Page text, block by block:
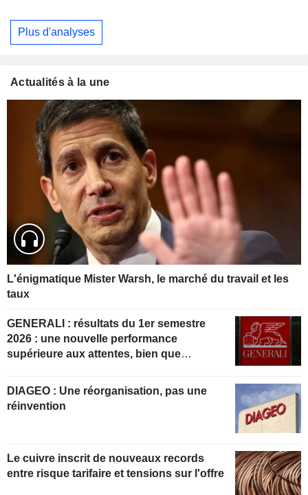
Plus d'analyses
Actualités à la une
L'énigmatique Mister Warsh, le marché du travail et les
taux
GENERALI : résultats du 1er semestre
2026 : une nouvelle performance
supérieure aux attentes, bien que
DIAGEO : Une réorganisation, pas une
réinvention
Le cuivre inscrit de nouveaux records
entre risque tarifaire et tensions sur l'offre